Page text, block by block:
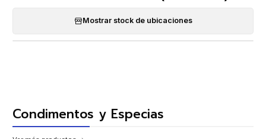
Mostrar stock de ubicaciones
Condimentos y Especias